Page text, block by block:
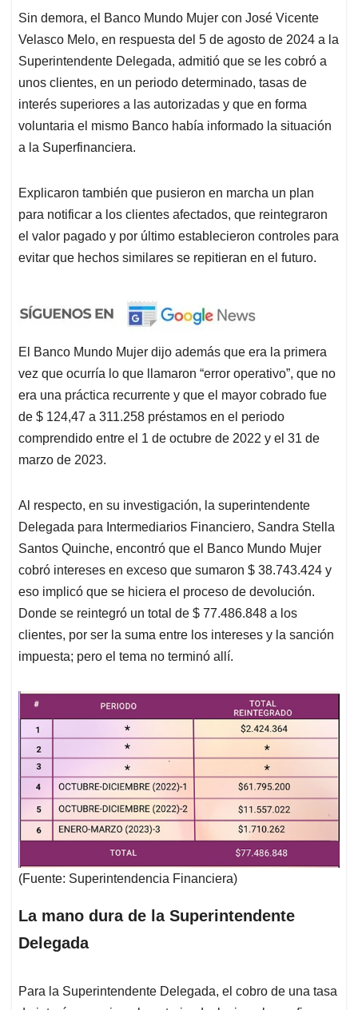
Sin demora, el Banco Mundo Mujer con José Vicente
Velasco Melo, en respuesta del 5 de agosto de 2024 a la
Superintendente Delegada, admitió que se les cobró a
unos clientes, en un periodo determinado, tasas de
interés superiores a las autorizadas y que en forma
voluntaria el mismo Banco había informado la situación
a la Superfinanciera.
Explicaron también que pusieron en marcha un plan
para notificar a los clientes afectados, que reintegraron
el valor pagado y por último establecieron controles para
evitar que hechos similares se repitieran en el futuro.
El Banco Mundo Mujer dijo además que era la primera
vez que ocurría lo que llamaron “error operativo”, que no
era una práctica recurrente y que el mayor cobrado fue
de $ 124,47 a 311.258 préstamos en el periodo
comprendido entre el 1 de octubre de 2022 y el 31 de
marzo de 2023.
Al respecto, en su investigación, la superintendente
Delegada para Intermediarios Financiero, Sandra Stella
Santos Quinche, encontró que el Banco Mundo Mujer
cobró intereses en exceso que sumaron $ 38.743.424 y
eso implicó que se hiciera el proceso de devolución.
Donde se reintegró un total de $ 77.486.848 a los
clientes, por ser la suma entre los intereses y la sanción
impuesta; pero el tema no terminó allí.
(Fuente: Superintendencia Financiera)
La mano dura de la Superintendente
Delegada
Para la Superintendente Delegada, el cobro de una tasa